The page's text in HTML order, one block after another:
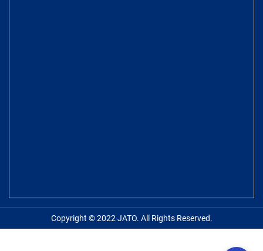
Copyright © 2022 JATO. All Rights Reserved.